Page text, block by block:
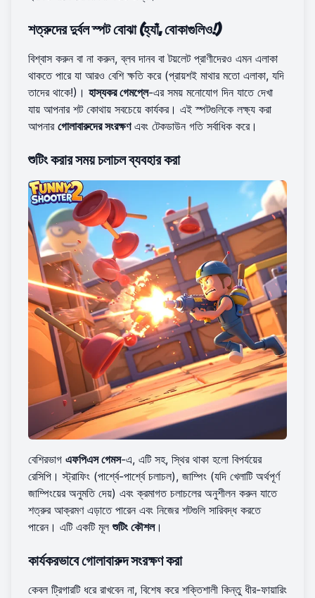
শত্রুদের দুর্বল স্পট বোঝা (হ্যাঁ, বোকাগুলিও!)
বিশ্বাস করুন বা না করুন, ব্লব দানব বা টয়লেট প্রাণীদেরও এমন এলাকা
থাকতে পারে যা আরও বেশি ক্ষতি করে (প্রায়শই মাথার মতো এলাকা, যদি
তাদের থাকে!)। হাস্যকর গেমপ্লে-এর সময় মনোযোগ দিন যাতে দেখা
যায় আপনার শট কোথায় সবচেয়ে কার্যকর। এই স্পটগুলিকে লক্ষ্য করা
আপনার গোলাবারুদের সংরক্ষণএবং টেকডাউন গতি সর্বাধিক করে।
শুটিং করার সময় চলাচল ব্যবহার করা
বেশিরভাগ এফপিএস গেমস-এ, এটি সহ, স্থির থাকা হলো বিপর্যয়ের
রেসিপি। স্ট্রাফিং (পার্শ্বে-পার্শ্বে চলাচল), জাম্পিং (যদি খেলাটি অর্থপূর্ণ
জাম্পিংয়ের অনুমতি দেয়) এবং ক্রমাগত চলাচলের অনুশীলন করুন যাতে
শত্রুর আক্রমণ এড়াতে পারেন এবং নিজের শটগুলি সারিবদ্ধ করতে
পারেন। এটি একটি মূলশুটিং কৌশল।
কার্যকরভাবে গোলাবারুদ সংরক্ষণ করা
কেবল ট্রিগারটি ধরে রাখবেন না, বিশেষ করে শক্তিশালী কিন্তু ধীর-ফায়ারিং